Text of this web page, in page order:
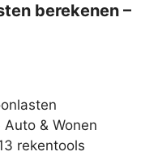
berekenen –
& Wonen
rekentools